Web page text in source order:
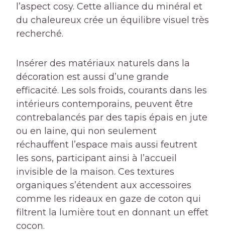
l’aspect cosy. Cette alliance du minéral et
du chaleureux crée un équilibre visuel très
recherché.
Insérer des matériaux naturels dans la
décoration est aussi d’une grande
efficacité. Les sols froids, courants dans les
intérieurs contemporains, peuvent être
contrebalancés par des tapis épais en jute
ou en laine, qui non seulement
réchauffent l’espace mais aussi feutrent
les sons, participant ainsi à l’accueil
invisible de la maison. Ces textures
organiques s’étendent aux accessoires
comme les rideaux en gaze de coton qui
filtrent la lumière tout en donnant un effet
cocon.